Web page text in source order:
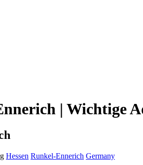
| Wichtige
Hessen Runkel-Ennerich Germany